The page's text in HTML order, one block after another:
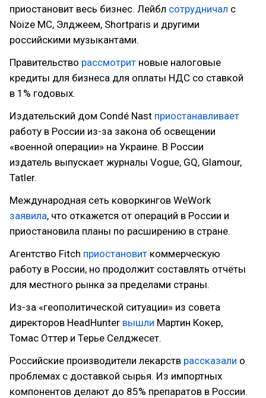
приостановит весь бизнес. Лейбл сотрудничал с
Noize MC, Элджеем, Shortparis и другими
российскими музыкантами.
Правительство рассмотрит новые налоговые
кредиты для бизнеса для оплаты НДС со ставкой
в 1% годовых.
Издательский дом Condé Nast приостанавливает
работу в России из-за закона об освещении
«военной операции» на Украине. В России
издатель выпускает журналы Vogue, GQ, Glamour,
Tatler.
Международная сеть коворкингов WeWork
заявила, что откажется от операций в России и
приостановила планы по расширению в стране.
Агентство Fitch приостановит коммерческую
работу в России, но продолжит составлять отчёты
для местного рынка за пределами страны.
Из-за «геополитической ситуации» из совета
директоров HeadHunter вышли Мартин Кокер,
Томас Оттер и Терье Селджесет.
Российские производители лекарств рассказали о
проблемах с доставкой сырья. Из импортных
компонентов делают до 85% препаратов в России.